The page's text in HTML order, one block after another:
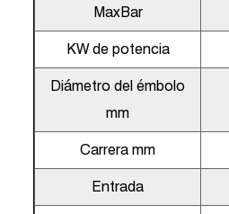
MaxBar
KW de potencia
Diámetro del émbolo
mm
Carrera mm
Entrada